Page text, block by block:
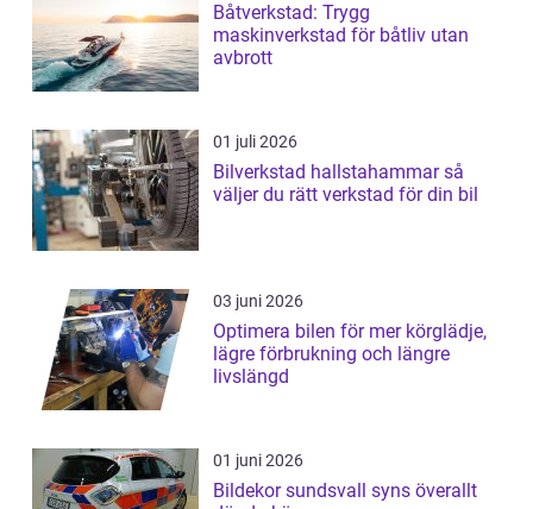
Båtverkstad: Trygg
maskinverkstad för båtliv utan
avbrott
01 juli 2026
Bilverkstad hallstahammar så
väljer du rätt verkstad för din bil
03 juni 2026
Optimera bilen för mer körglädje,
lägre förbrukning och längre
livslängd
01 juni 2026
Bildekor sundsvall syns överallt